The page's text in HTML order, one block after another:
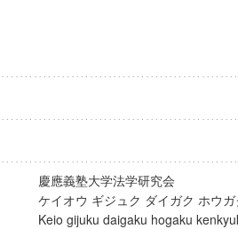
慶應義塾大学法学研究会
ケイオウ ギジュク ダイガク ホウ
Keio gijuku daigaku hogaku